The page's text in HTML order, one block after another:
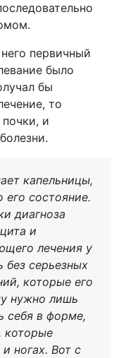
первичный
было
бы
то
и
капельницы,
его состояние.
диагноза
и
лечения у
без серьезных
которые его
нужно лишь
себя в форме,
которые
ногах. Вот с